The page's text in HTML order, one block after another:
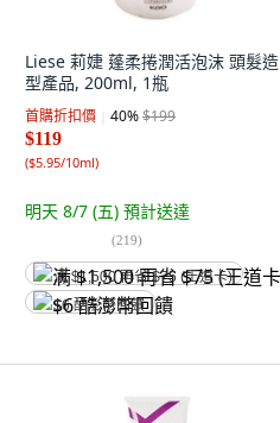
Liese 莉婕 蓬柔捲潤活泡沫 頭髮造
型產品, 200ml, 1瓶
首購折扣價 40%$199
$119
($5.95/10ml)
明天 8/7 (五) 預計送達
(219)
满 $1,500 再省 $75 (王道卡)
$6 酷澎幣回饋